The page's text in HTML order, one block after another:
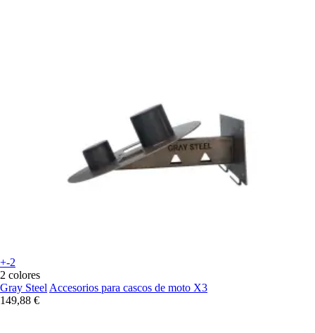
+-2
2 colores
Gray Steel Accesorios para cascos de moto X3
149,88 €